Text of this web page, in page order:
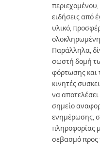
ειδήσεις από
υλικό,
Παράλληλα,
σωστή δομή
φόρτωσης και
κινητές
να
σημείο
ενημέρωσης,
πληροφορίας
σεβασμό προς